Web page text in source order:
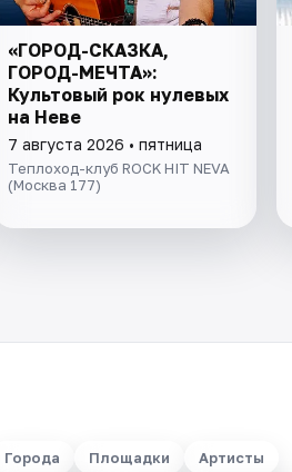
«ГОРОД-СКАЗКА,
ГОРОД-МЕЧТА»:
Культовый рок нулевых
на Неве
7 августа 2026 • пятница
Теплоход-клуб ROCK HIT NEVA
(Москва 177)
Города Площадки Артисты